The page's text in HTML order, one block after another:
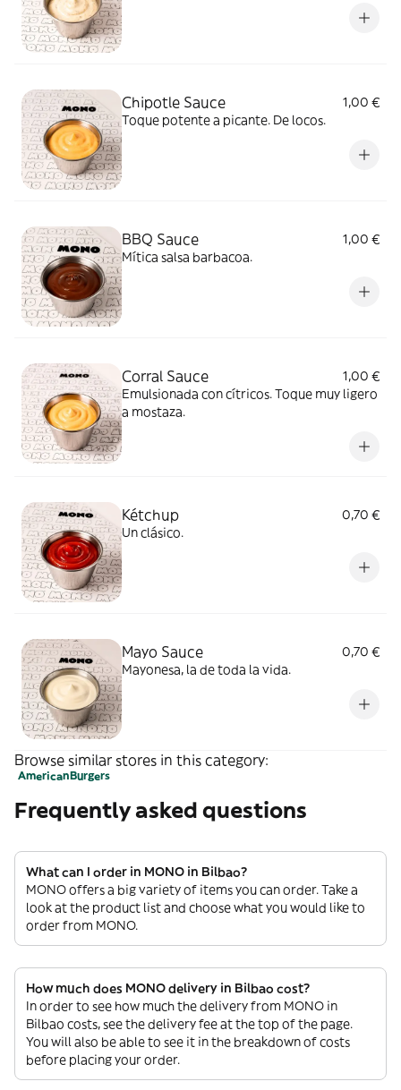
Chipotle Sauce
1,00 €
Toque potente a picante. De locos.
BBQ Sauce
1,00 €
Mítica salsa barbacoa.
Corral Sauce
1,00 €
Emulsionada con cítricos. Toque muy ligero
a mostaza.
Kétchup
0,70 €
Un clásico.
Mayo Sauce
0,70 €
Mayonesa, la de toda la vida.
Browse similar stores in this category:
AmericanBurgers
Frequently asked questions
What can I order in MONO in Bilbao?
MONO offers a big variety of items you can order. Take a
look at the product list and choose what you would like to
order from MONO.
How much does MONO delivery in Bilbao cost?
In order to see how much the delivery from MONO in
Bilbao costs, see the delivery fee at the top of the page.
You will also be able to see it in the breakdown of costs
before placing your order.